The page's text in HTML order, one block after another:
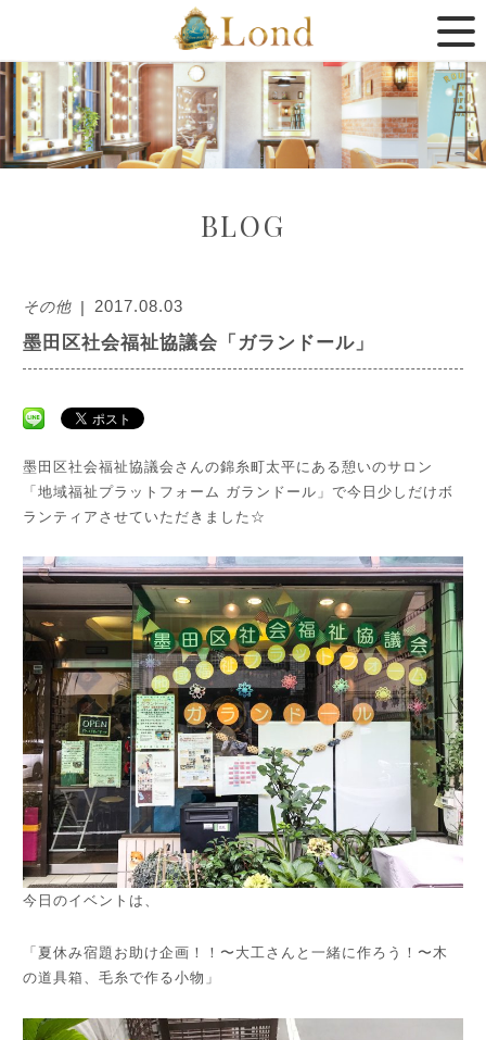
BLOG
その他 2017.08.03
墨田区社会福祉協議会「ガランドール」
墨田区社会福祉協議会さんの錦糸町太平にある憩いのサロン
「地域福祉プラットフォーム ガランドール」で今日少しだけボ
ランティアさせていただきました☆
今日のイベントは、
「夏休み宿題お助け企画！！〜大工さんと一緒に作ろう！〜木
の道具箱、毛糸で作る小物」